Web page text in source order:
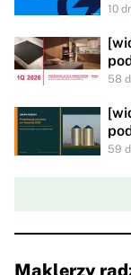
10
58
59
Maklerzy